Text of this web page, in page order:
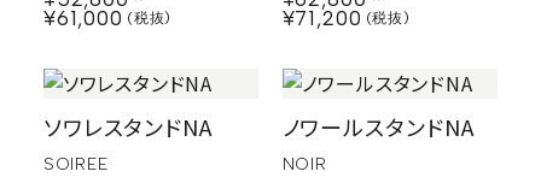
¥61,000
¥71,200
ソワレスタンドNA
SOIREE
ノワールスタンドNA
NOIR